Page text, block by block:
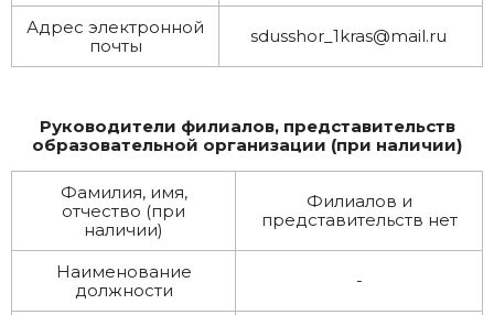
Адрес электронной
почты
sdusshor_1kras@mail.ru
Руководители филиалов, представительств
образовательной организации (при наличии)
Фамилия, имя,
отчество (при
наличии)
Филиалов и
представительств нет
Наименование
должности
-